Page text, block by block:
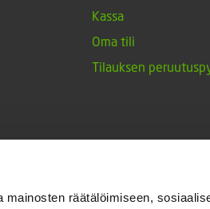
räätälöimiseen,
Kassa
Oma tili
Tilauksen